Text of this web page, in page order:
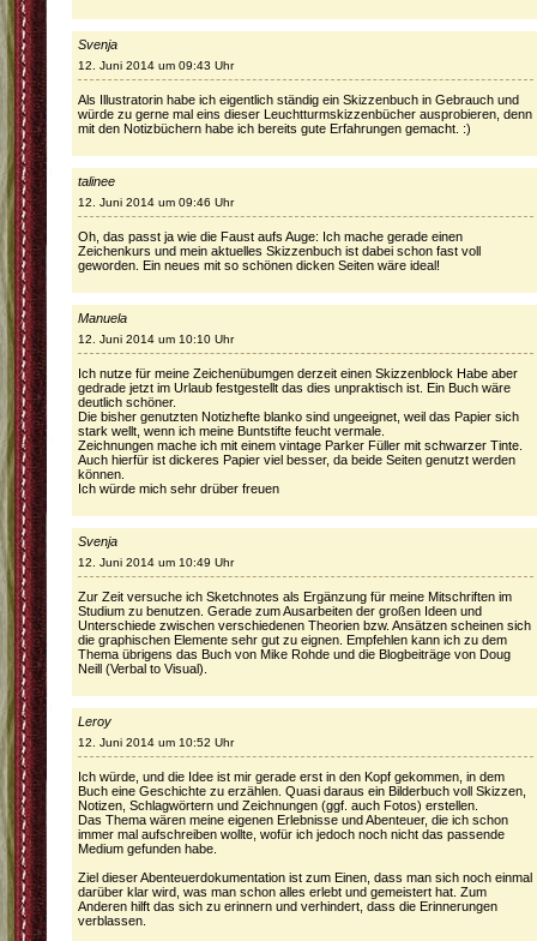
Svenja
12. Juni 2014 um 09:43 Uhr
Als Illustratorin habe ich eigentlich ständig ein Skizzenbuch in Gebrauch und
würde zu gerne mal eins dieser Leuchtturmskizzenbücher ausprobieren, denn
mit den Notizbüchern habe ich bereits gute Erfahrungen gemacht. :)
talinee
12. Juni 2014 um 09:46 Uhr
Oh, das passt ja wie die Faust aufs Auge: Ich mache gerade einen
Zeichenkurs und mein aktuelles Skizzenbuch ist dabei schon fast voll
geworden. Ein neues mit so schönen dicken Seiten wäre ideal!
Manuela
12. Juni 2014 um 10:10 Uhr
Ich nutze für meine Zeichenübumgen derzeit einen Skizzenblock Habe aber
gedrade jetzt im Urlaub festgestellt das dies unpraktisch ist. Ein Buch wäre
deutlich schöner.
Die bisher genutzten Notizhefte blanko sind ungeeignet, weil das Papier sich
stark wellt, wenn ich meine Buntstifte feucht vermale.
Zeichnungen mache ich mit einem vintage Parker Füller mit schwarzer Tinte.
Auch hierfür ist dickeres Papier viel besser, da beide Seiten genutzt werden
können.
Ich würde mich sehr drüber freuen
Svenja
12. Juni 2014 um 10:49 Uhr
Zur Zeit versuche ich Sketchnotes als Ergänzung für meine Mitschriften im
Studium zu benutzen. Gerade zum Ausarbeiten der großen Ideen und
Unterschiede zwischen verschiedenen Theorien bzw. Ansätzen scheinen sich
die graphischen Elemente sehr gut zu eignen. Empfehlen kann ich zu dem
Thema übrigens das Buch von Mike Rohde und die Blogbeiträge von Doug
Neill (Verbal to Visual).
Leroy
12. Juni 2014 um 10:52 Uhr
Ich würde, und die Idee ist mir gerade erst in den Kopf gekommen, in dem
Buch eine Geschichte zu erzählen. Quasi daraus ein Bilderbuch voll Skizzen,
Notizen, Schlagwörtern und Zeichnungen (ggf. auch Fotos) erstellen.
Das Thema wären meine eigenen Erlebnisse und Abenteuer, die ich schon
immer mal aufschreiben wollte, wofür ich jedoch noch nicht das passende
Medium gefunden habe.
Ziel dieser Abenteuerdokumentation ist zum Einen, dass man sich noch einmal
darüber klar wird, was man schon alles erlebt und gemeistert hat. Zum
Anderen hilft das sich zu erinnern und verhindert, dass die Erinnerungen
verblassen.